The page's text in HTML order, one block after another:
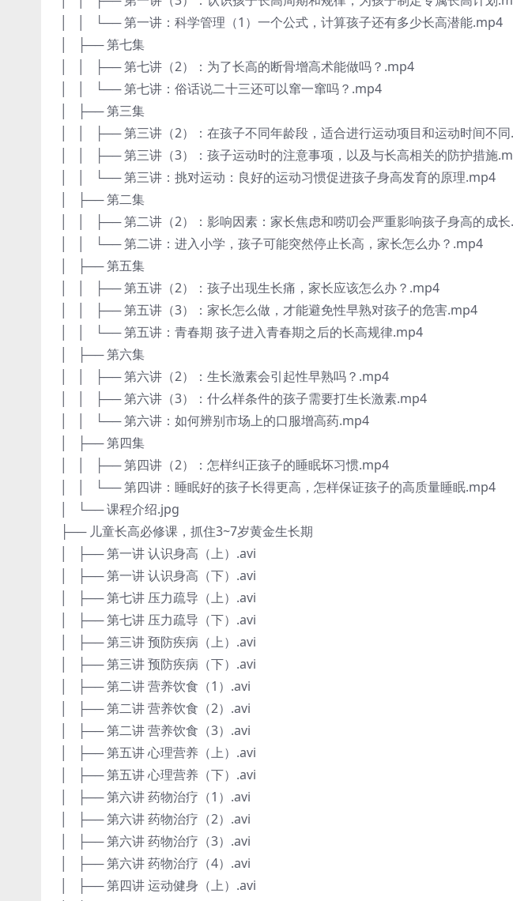
│ │ └── 第一讲：科学管理（1）一个公式，计算孩子还有多少长高潜能.mp4
│ ├── 第七集
│ │ ├── 第七讲（2）：为了长高的断骨增高术能做吗？.mp4
│ │ └── 第七讲：俗话说二十三还可以窜一窜吗？.mp4
│ ├── 第三集
│ │ ├── 第三讲（2）：在孩子不同年龄段，适合进行运动项目和运动时间不
│ │ ├── 第三讲（3）：孩子运动时的注意事项，以及与长高相关的防护措施
│ │ └── 第三讲：挑对运动：良好的运动习惯促进孩子身高发育的原理.mp4
│ ├── 第二集
│ │ ├── 第二讲（2）：影响因素：家长焦虑和唠叨会严重影响孩子身高的成
│ │ └── 第二讲：进入小学，孩子可能突然停止长高，家长怎么办？.mp4
│ ├── 第五集
│ │ ├── 第五讲（2）：孩子出现生长痛，家长应该怎么办？.mp4
│ │ ├── 第五讲（3）：家长怎么做，才能避免性早熟对孩子的危害.mp4
│ │ └── 第五讲：青春期 孩子进入青春期之后的长高规律.mp4
│ ├── 第六集
│ │ ├── 第六讲（2）：生长激素会引起性早熟吗？.mp4
│ │ ├── 第六讲（3）：什么样条件的孩子需要打生长激素.mp4
│ │ └── 第六讲：如何辨别市场上的口服增高药.mp4
│ ├── 第四集
│ │ ├── 第四讲（2）：怎样纠正孩子的睡眠坏习惯.mp4
│ │ └── 第四讲：睡眠好的孩子长得更高，怎样保证孩子的高质量睡眠.mp4
│ └── 课程介绍.jpg
├── 儿童长高必修课，抓住3~7岁黄金生长期
│ ├── 第一讲 认识身高（上）.avi
│ ├── 第一讲 认识身高（下）.avi
│ ├── 第七讲 压力疏导（上）.avi
│ ├── 第七讲 压力疏导（下）.avi
│ ├── 第三讲 预防疾病（上）.avi
│ ├── 第三讲 预防疾病（下）.avi
│ ├── 第二讲 营养饮食（1）.avi
│ ├── 第二讲 营养饮食（2）.avi
│ ├── 第二讲 营养饮食（3）.avi
│ ├── 第五讲 心理营养（上）.avi
│ ├── 第五讲 心理营养（下）.avi
│ ├── 第六讲 药物治疗（1）.avi
│ ├── 第六讲 药物治疗（2）.avi
│ ├── 第六讲 药物治疗（3）.avi
│ ├── 第六讲 药物治疗（4）.avi
│ ├── 第四讲 运动健身（上）.avi